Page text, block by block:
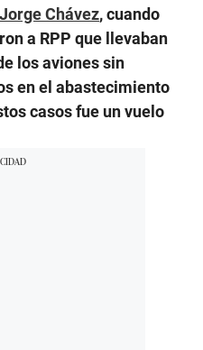
Chávez, cuando
a RPP que llevaban
los aviones sin
en el abastecimiento
casos fue un vuelo